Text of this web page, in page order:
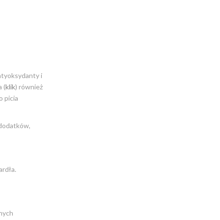
i
(klik) również
picia